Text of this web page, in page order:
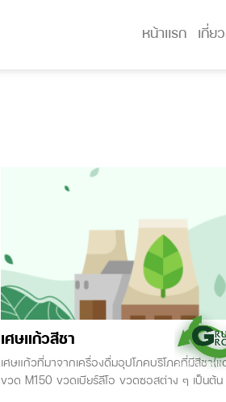
หน้าแรก เกี่ย
เศษแก้วสีชา
เศษแก้วที่มาจากเครื่องดื่มอุปโภคบริโภคที่มีสีชา(แ
ขวด M150 ขวดเบียร์ลีโอ ขวดซอสต่าง ๆ เป็นต้น